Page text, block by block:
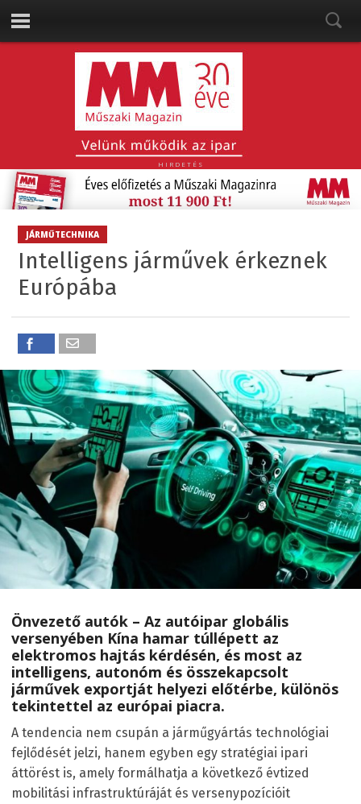
HIRDETÉS
JÁRMŰTECHNIKA
Intelligens járművek érkeznek
Európába
Önvezető autók – Az autóipar globális
versenyében Kína hamar túllépett az
elektromos hajtás kérdésén, és most az
intelligens, autonóm és összekapcsolt
járművek exportját helyezi előtérbe, különös
tekintettel az európai piacra.
A tendencia nem csupán a járműgyártás technológiai
fejlődését jelzi, hanem egyben egy stratégiai ipari
áttörést is, amely formálhatja a következő évtized
mobilitási infrastruktúráját és versenypozícióit